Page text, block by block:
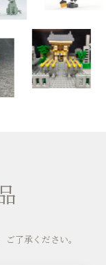
了承ください。